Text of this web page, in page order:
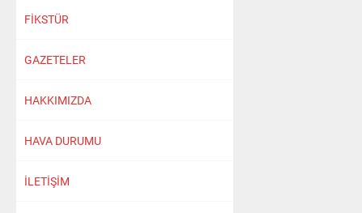
FİKSTÜR
GAZETELER
HAKKIMIZDA
HAVA DURUMU
İLETİŞİM